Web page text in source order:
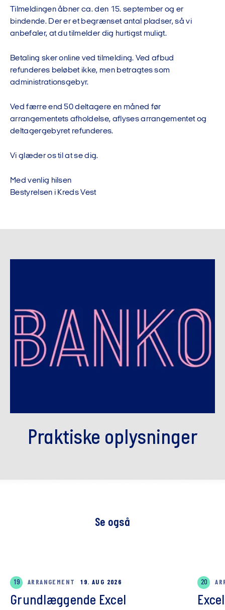
Tilmeldingen åbner ca. den 15. september og er
bindende. Der er et begrænset antal pladser, så vi
anbefaler, at du tilmelder dig hurtigst muligt.
Betaling sker online ved tilmelding. Ved afbud
refunderes beløbet ikke, men betragtes som
administrationsgebyr.
Ved færre end 50 deltagere en måned før
arrangementets afholdelse, aflyses arrangementet og
deltagergebyret refunderes.
Vi glæder os til at se dig.
Med venlig hilsen
Bestyrelsen i Kreds Vest
Praktiske oplysninger
Se også
19 ARRANGEMENT 19. AUG 2026
Grundlæggende Excel
20